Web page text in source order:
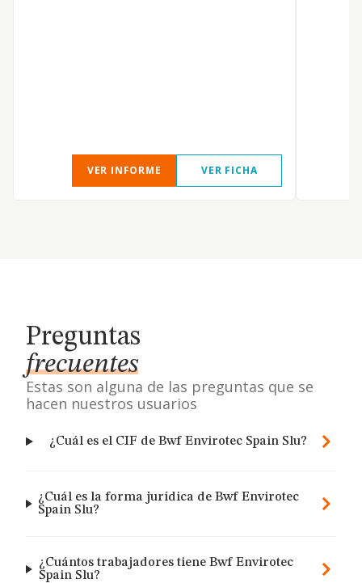
VER INFORME VER FICHA
Preguntas
frecuentes
Estas son alguna de las preguntas que se
hacen nuestros usuarios
¿Cuál es el CIF de Bwf Envirotec Spain Slu?
¿Cuál es la forma jurídica de Bwf Envirotec
Spain Slu?
¿Cuántos trabajadores tiene Bwf Envirotec
Spain Slu?